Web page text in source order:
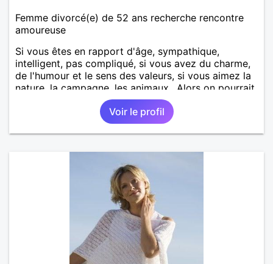
Femme divorcé(e) de 52 ans recherche rencontre
amoureuse
Si vous êtes en rapport d'âge, sympathique,
intelligent, pas compliqué, si vous avez du charme,
de l'humour et le sens des valeurs, si vous aimez la
nature, la campagne, les animaux.. Alors on pourrait
s'entendre, du coup n'hésitez pas à me contacter.
Voir le profil